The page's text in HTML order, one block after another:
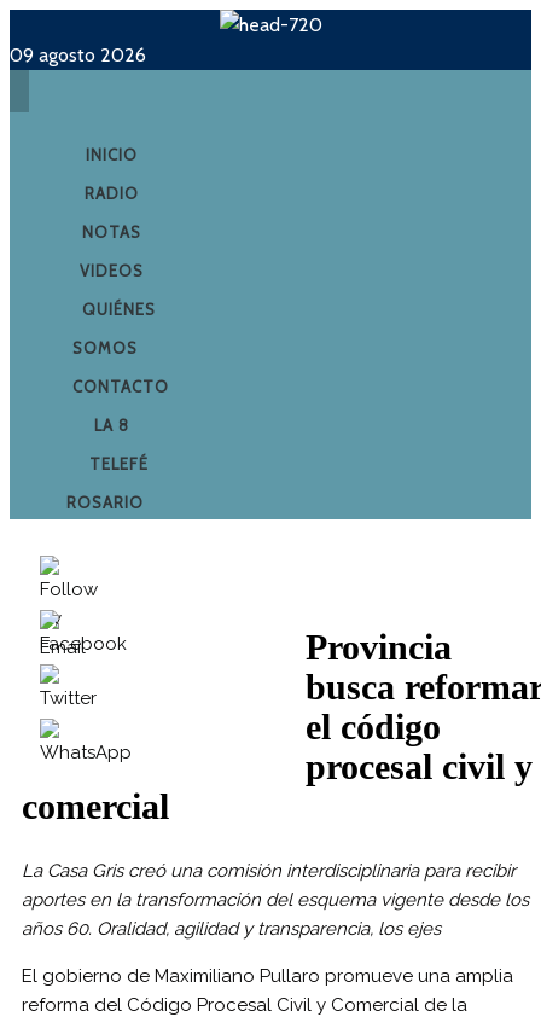
09 agosto 2026
INICIO
RADIO
NOTAS
VIDEOS
QUIÉNES
SOMOS
CONTACTO
LA 8
TELEFÉ
ROSARIO
Provincia
busca
el código
procesal civil y
comercial
La Casa Gris creó una comisión interdisciplinaria para recibir
aportes en la transformación del esquema vigente desde los
años 60. Oralidad, agilidad y transparencia, los ejes
El gobierno de Maximiliano Pullaro promueve una amplia
reforma del Código Procesal Civil y Comercial de la